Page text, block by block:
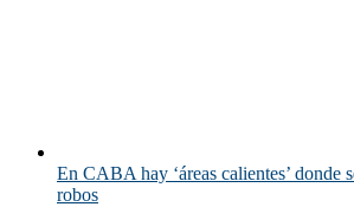
En CABA hay ‘áreas calientes’ donde
robos